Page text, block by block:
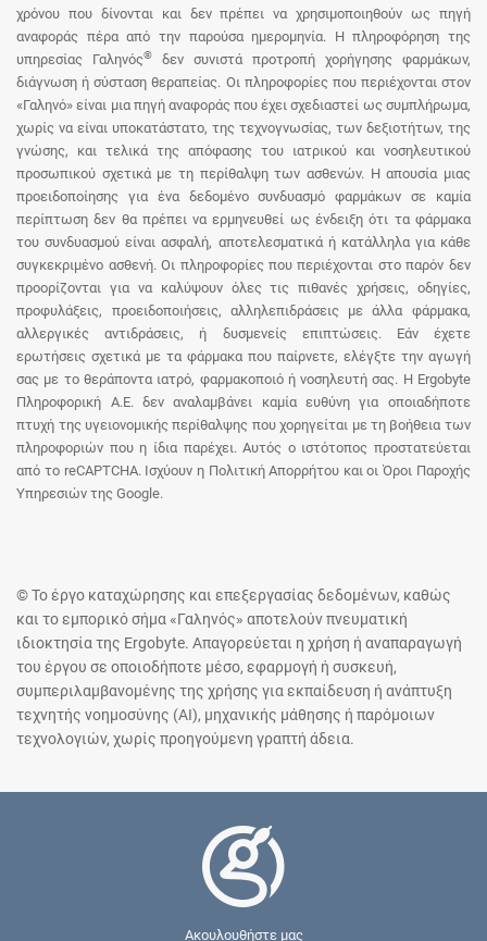
χρόνου που δίνονται και δεν πρέπει να χρησιμοποιηθούν ως πηγή
αναφοράς πέρα από την παρούσα ημερομηνία. Η πληροφόρηση της
υπηρεσίας Γαληνός®
δεν συνιστά προτροπή χορήγησης φαρμάκων,
διάγνωση ή σύσταση θεραπείας. Οι πληροφορίες που περιέχονται στον
«Γαληνό» είναι μια πηγή αναφοράς που έχει σχεδιαστεί ως συμπλήρωμα,
χωρίς να είναι υποκατάστατο, της τεχνογνωσίας, των δεξιοτήτων, της
γνώσης, και τελικά της απόφασης του ιατρικού και νοσηλευτικού
προσωπικού σχετικά με τη περίθαλψη των ασθενών. Η απουσία μιας
προειδοποίησης για ένα δεδομένο συνδυασμό φαρμάκων σε καμία
περίπτωση δεν θα πρέπει να ερμηνευθεί ως ένδειξη ότι τα φάρμακα
του συνδυασμού είναι ασφαλή, αποτελεσματικά ή κατάλληλα για κάθε
συγκεκριμένο ασθενή. Οι πληροφορίες που περιέχονται στο παρόν δεν
προορίζονται για να καλύψουν όλες τις πιθανές χρήσεις, οδηγίες,
προφυλάξεις, προειδοποιήσεις, αλληλεπιδράσεις με άλλα φάρμακα,
αλλεργικές αντιδράσεις, ή δυσμενείς επιπτώσεις. Εάν έχετε
ερωτήσεις σχετικά με τα φάρμακα που παίρνετε, ελέγξτε την αγωγή
σας με το θεράποντα ιατρό, φαρμακοποιό ή νοσηλευτή σας. Η Ergobyte
Πληροφορική Α.Ε. δεν αναλαμβάνει καμία ευθύνη για οποιαδήποτε
πτυχή της υγειονομικής περίθαλψης που χορηγείται με τη βοήθεια των
πληροφοριών που η ίδια παρέχει. Αυτός ο ιστότοπος προστατεύεται
από το reCAPTCHA. Ισχύουν η Πολιτική Απορρήτου και οι Όροι Παροχής
Υπηρεσιών της Google.
© Το έργο καταχώρησης και επεξεργασίας δεδομένων, καθώς
και το εμπορικό σήμα «Γαληνός» αποτελούν πνευματική
ιδιοκτησία της Ergobyte. Απαγορεύεται η χρήση ή αναπαραγωγή
του έργου σε οποιοδήποτε μέσο, εφαρμογή ή συσκευή,
συμπεριλαμβανομένης της χρήσης για εκπαίδευση ή ανάπτυξη
τεχνητής νοημοσύνης (AI), μηχανικής μάθησης ή παρόμοιων
τεχνολογιών, χωρίς προηγούμενη γραπτή άδεια.
Ακουλουθήστε μας